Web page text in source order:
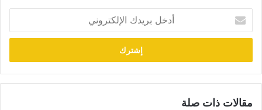
بريدك
الإلكتروني
مقالات ذات صلة